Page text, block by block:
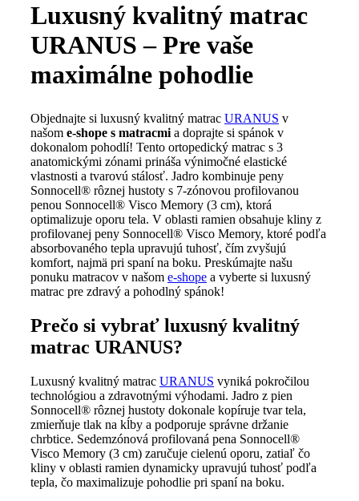
Luxusný kvalitný matrac
URANUS – Pre vaše
maximálne pohodlie
Objednajte si luxusný kvalitný matrac URANUS v
našom e-shope s matracmi a doprajte si spánok v
dokonalom pohodlí! Tento ortopedický matrac s 3
anatomickými zónami prináša výnimočné elastické
vlastnosti a tvarovú stálosť. Jadro kombinuje peny
Sonnocell® rôznej hustoty s 7-zónovou profilovanou
penou Sonnocell® Visco Memory (3 cm), ktorá
optimalizuje oporu tela. V oblasti ramien obsahuje kliny z
profilovanej peny Sonnocell® Visco Memory, ktoré podľa
absorbovaného tepla upravujú tuhosť, čím zvyšujú
komfort, najmä pri spaní na boku. Preskúmajte našu
ponuku matracov v našom e-shope a vyberte si luxusný
matrac pre zdravý a pohodlný spánok!
Prečo si vybrať luxusný kvalitný
matrac URANUS?
Luxusný kvalitný matrac URANUS vyniká pokročilou
technológiou a zdravotnými výhodami. Jadro z pien
Sonnocell® rôznej hustoty dokonale kopíruje tvar tela,
zmierňuje tlak na kĺby a podporuje správne držanie
chrbtice. Sedemzónová profilovaná pena Sonnocell®
Visco Memory (3 cm) zaručuje cielenú oporu, zatiaľ čo
kliny v oblasti ramien dynamicky upravujú tuhosť podľa
tepla, čo maximalizuje pohodlie pri spaní na boku.